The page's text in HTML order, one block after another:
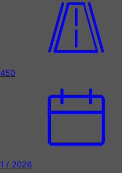
450
1 / 2026